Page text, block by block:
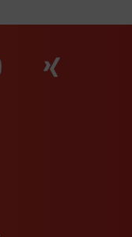
Facebook
Zu